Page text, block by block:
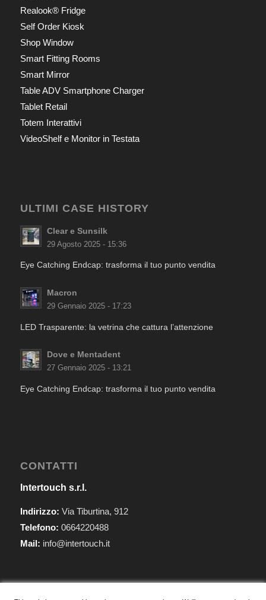
Realook® Fridge
Self Order Kiosk
Shop Window
Smart Fitting Rooms
Smart Mirror
Table ADV Smartphone Charger
Tablet Retail
Totem Interattivi
VideoShelf e Monitor in Testata
ULTIMI CASE HISTORY
Clear e Sunsilk
29 Agosto 2025 - 15:36
Eye Catching Endcap: trasforma il tuo punto vendita
Macron
29 Gennaio 2025 - 17:23
LED Trasparente: la vetrina che cattura l’attenzione
Dove e Mentadent
27 Gennaio 2025 - 13:21
Eye Catching Endcap: trasforma il tuo punto vendita
CONTATTI
Intertouch s.r.l.
Indirizzo: Via Tiburtina, 912
Telefono: 0664220488
Mail: info@intertouch.it